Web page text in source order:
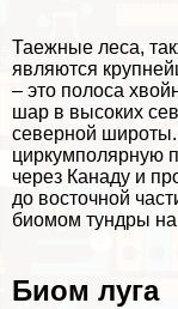
Таежные леса,
являются
– это полоса
шар в высоких
северной
циркумполярную
через Канаду и
до восточной
биомом тундры
Биом луга